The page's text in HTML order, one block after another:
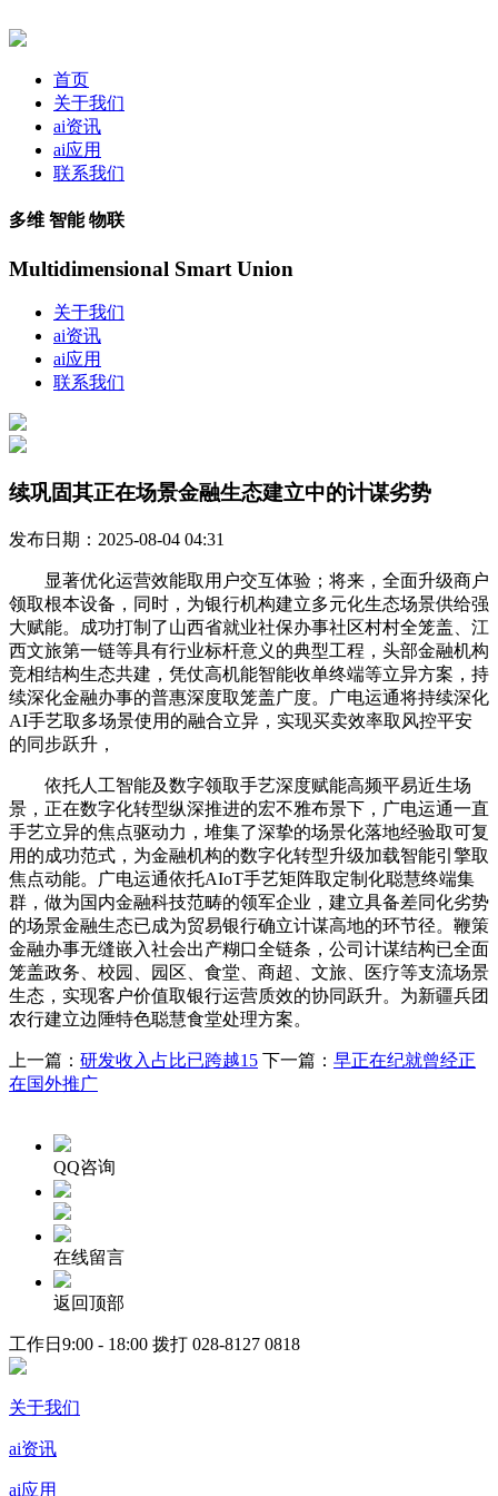
首页
关于我们
ai资讯
ai应用
联系我们
多维 智能 物联
Multidimensional Smart Union
关于我们
ai资讯
ai应用
联系我们
续巩固其正在场景金融生态建立中的计谋劣势
发布日期：2025-08-04 04:31
显著优化运营效能取用户交互体验；将来，全面升级商户
领取根本设备，同时，为银行机构建立多元化生态场景供给强
大赋能。成功打制了山西省就业社保办事社区村村全笼盖、江
西文旅第一链等具有行业标杆意义的典型工程，头部金融机构
竞相结构生态共建，凭仗高机能智能收单终端等立异方案，持
续深化金融办事的普惠深度取笼盖广度。广电运通将持续深化
AI手艺取多场景使用的融合立异，实现买卖效率取风控平安
的同步跃升，
依托人工智能及数字领取手艺深度赋能高频平易近生场
景，正在数字化转型纵深推进的宏不雅布景下，广电运通一直
手艺立异的焦点驱动力，堆集了深挚的场景化落地经验取可复
用的成功范式，为金融机构的数字化转型升级加载智能引擎取
焦点动能。广电运通依托AIoT手艺矩阵取定制化聪慧终端集
群，做为国内金融科技范畴的领军企业，建立具备差同化劣势
的场景金融生态已成为贸易银行确立计谋高地的环节径。鞭策
金融办事无缝嵌入社会出产糊口全链条，公司计谋结构已全面
笼盖政务、校园、园区、食堂、商超、文旅、医疗等支流场景
生态，实现客户价值取银行运营质效的协同跃升。为新疆兵团
农行建立边陲特色聪慧食堂处理方案。
上一篇： 研发收入占比已跨越15 下一篇： 早正在纪就曾经正
在国外推广
QQ咨询
在线留言
返回顶部
工作日9:00 - 18:00 拨打 028-8127 0818
关于我们
ai资讯
ai应用